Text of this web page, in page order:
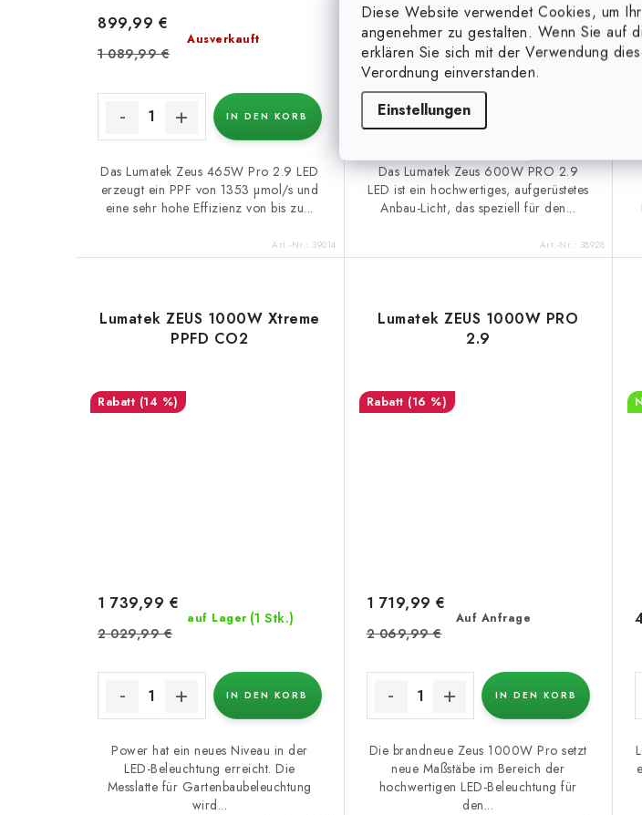
Diese Website verwendet Cookies, um
angenehmer zu gestalten. Wenn Sie auf
erklären Sie sich mit der Verwendung
Verordnung einverstanden.
Einstellungen
Ausverkauft
899,99 €
1 089,99 €
IN DEN KORB
Das Lumatek Zeus 465W Pro 2.9 LED
erzeugt ein PPF von 1353 µmol/s und
eine sehr hohe Effizienz von bis zu...
Art.-Nr.: 39014
Auf Anfrage
959,98 €
1 380 €
Das Lumatek Zeus 600W PRO 2.9
LED ist ein hochwertiges, aufgerüstetes
Anbau-Licht, das speziell für den...
Art.-Nr.: 38928
Lumatek ZEUS 1000W Xtreme
PPFD CO2
(14 %)
auf Lager (1 Stk.)
1 739,99 €
2 029,99 €
IN DEN KORB
Power hat ein neues Niveau in der
LED-Beleuchtung erreicht. Die
Messlatte für Gartenbaubeleuchtung
wird...
Lumatek ZEUS 1000W PRO
2.9
(16 %)
Auf Anfrage
1 719,99 €
2 069,99 €
IN DEN KORB
Die brandneue Zeus 1000W Pro setzt
neue Maßstäbe im Bereich der
hochwertigen LED-Beleuchtung für
den...